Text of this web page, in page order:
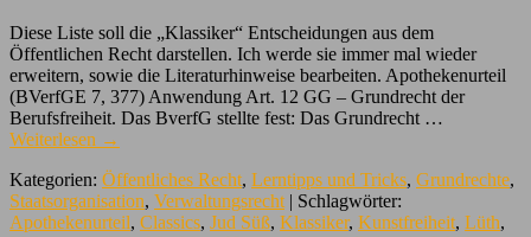
Diese Liste soll die „Klassiker“ Entscheidungen aus dem
Öffentlichen Recht darstellen. Ich werde sie immer mal wieder
erweitern, sowie die Literaturhinweise bearbeiten. Apothekenurteil
(BVerfGE 7, 377) Anwendung Art. 12 GG – Grundrecht der
Berufsfreiheit. Das BverfG stellte fest: Das Grundrecht …
Weiterlesen →
Kategorien: Öffentliches Recht, Lerntipps und Tricks, Grundrechte,
Staatsorganisation, Verwaltungsrecht| Schlagwörter:
Apothekenurteil, Classics, Jud Süß, Klassiker, Kunstfreiheit, Lüth,